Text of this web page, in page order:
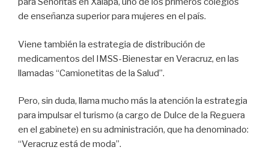
de enseñanza superior para mujeres en el país.
Viene también la estrategia de distribución de
medicamentos del IMSS-Bienestar en Veracruz, en las
llamadas “Camionetitas de la Salud”.
Pero, sin duda, llama mucho más la atención la estrategia
para impulsar el turismo (a cargo de Dulce de la Reguera
en el gabinete) en su administración, que ha denominado:
“Veracruz está de moda”.